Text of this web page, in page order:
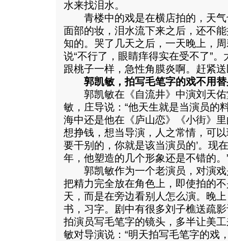
水来找泪水。
青楼中的戏是在横店拍的，天气
面部的妆，泪水流下来之后，还不
知的。哭了几天之后，一天晚上，
说“不行了，眼睛痒得实在受不了”
跟桃子一样，急性角膜炎啊。赶紧
郭凯敏，拍写毛笔字的戏不用
郭凯敏在《自流井》中演刘天佑
敏，庄导说：“他天生就是当演员的
海中还是他在《庐山恋》《小街》
想挣钱，想当导演，人之常情，可
要干别的，你就是该当演员的’。现
年，他塑造的几个形象还是不错的。
郭凯敏作为一个老演员，对演戏
把精力完全放在角色上，即使拍的
天，而是在旁边看别人怎么演。晚
书，习字。剧中有很多刘子樵送疏
拍演员写毛笔字的镜头，多半让美
敏对导演说：“明天拍写毛笔字的戏